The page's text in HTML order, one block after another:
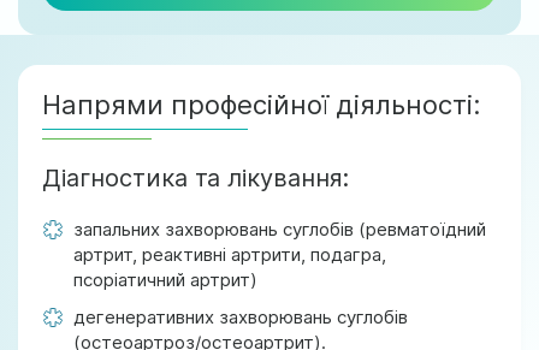
Напрями професійної діяльності:
Діагностика та лікування:
запальних захворювань суглобів (ревматоїдний
артрит, реактивні артрити, подагра,
псоріатичний артрит)
дегенеративних захворювань суглобів
(остеоартроз/остеоартрит).